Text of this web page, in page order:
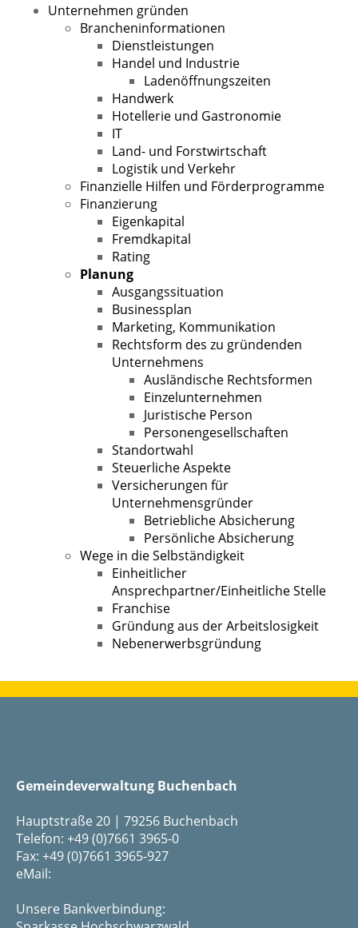
Unternehmen gründen
Brancheninformationen
Dienstleistungen
Handel und Industrie
Ladenöffnungszeiten
Handwerk
Hotellerie und Gastronomie
IT
Land- und Forstwirtschaft
Logistik und Verkehr
Finanzielle Hilfen und Förderprogramme
Finanzierung
Eigenkapital
Fremdkapital
Rating
Planung
Ausgangssituation
Businessplan
Marketing, Kommunikation
Rechtsform des zu gründenden
Unternehmens
Ausländische Rechtsformen
Einzelunternehmen
Juristische Person
Personengesellschaften
Standortwahl
Steuerliche Aspekte
Versicherungen für
Unternehmensgründer
Betriebliche Absicherung
Persönliche Absicherung
Wege in die Selbständigkeit
Einheitlicher
Ansprechpartner/Einheitliche Stelle
Franchise
Gründung aus der Arbeitslosigkeit
Nebenerwerbsgründung
Gemeindeverwaltung Buchenbach
Hauptstraße 20 | 79256 Buchenbach
Telefon: +49 (0)7661 3965-0
Fax: +49 (0)7661 3965-927
eMail:
Unsere Bankverbindung: